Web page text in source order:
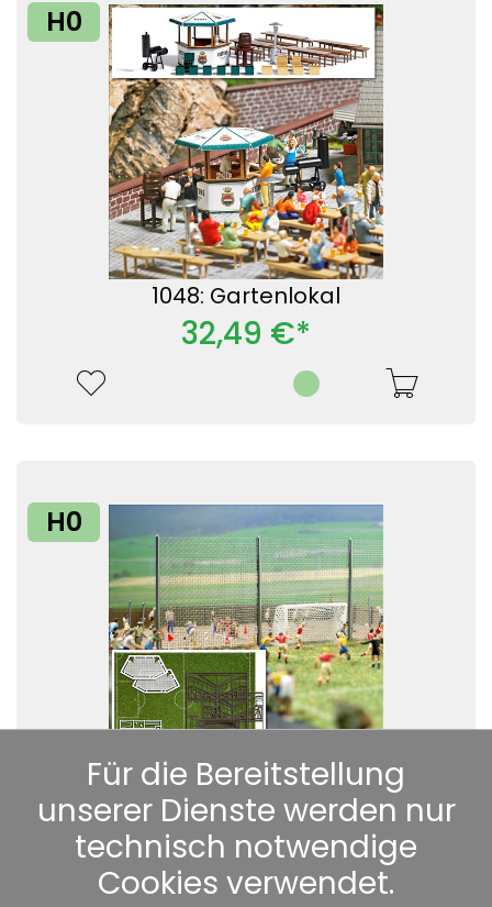
H0
1048: Gartenlokal
32,49 €*
H0
1052: Fußballplatz
12,79 €*
Für die Bereitstellung
unserer Dienste werden nur
technisch notwendige
Cookies verwendet.